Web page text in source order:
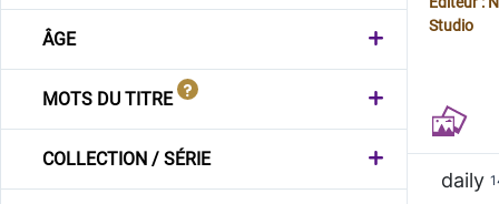
ÂGE
MOTS DU TITRE
COLLECTION / SÉRIE
Studio
daily